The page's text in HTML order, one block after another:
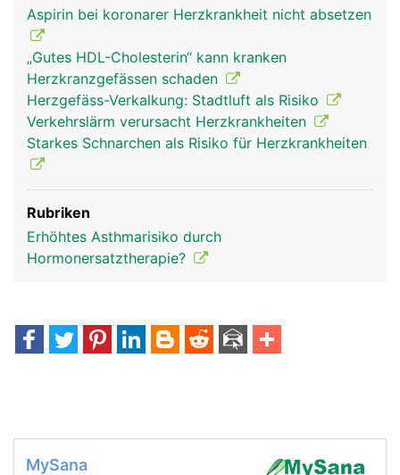
Aspirin bei koronarer Herzkrankheit nicht absetzen
„Gutes HDL-Cholesterin“ kann kranken
Herzkranzgefässen schaden
Herzgefäss-Verkalkung: Stadtluft als Risiko
Verkehrslärm verursacht Herzkrankheiten
Starkes Schnarchen als Risiko für Herzkrankheiten
Rubriken
Erhöhtes Asthmarisiko durch
Hormonersatztherapie?
MySana